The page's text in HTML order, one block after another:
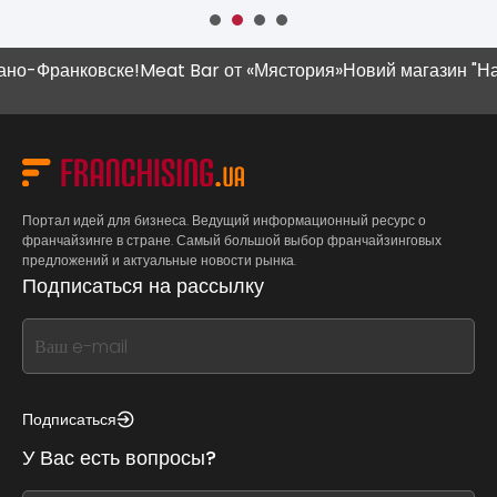
Meat Bar от «Мястория»Новий магазин "Наш
Портал идей для бизнеса. Ведущий информационный ресурс о
франчайзинге в стране. Самый большой выбор франчайзинговых
предложений и актуальные новости рынка.
Подписаться на рассылку
If
you
this,
this
Подписаться
У Вас есть вопросы?